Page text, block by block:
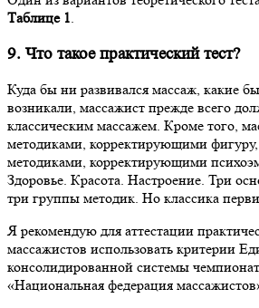
Таблице 1.
9. Что такое практический тест?
Куда бы ни развивался массаж, какие
возникали, массажист прежде всего
классическим массажем. Кроме того,
методиками, корректирующими
методиками, корректирующими
Здоровье. Красота. Настроение. Три
три группы методик. Но классика
Я рекомендую для аттестации
массажистов использовать критерии
консолидированной системы
«Национальная федерация